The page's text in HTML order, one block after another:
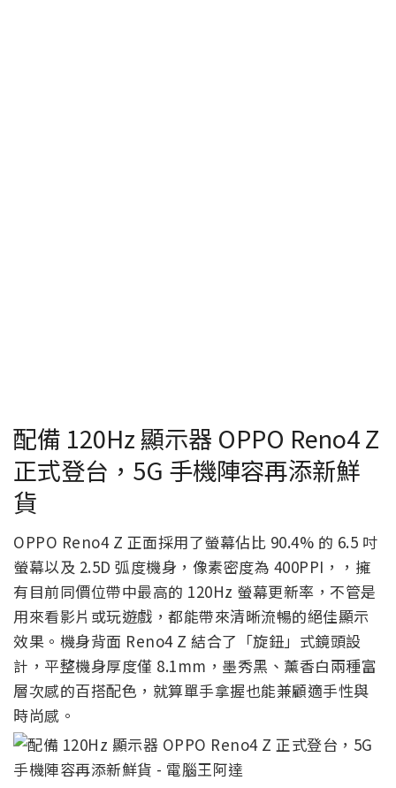
配備 120Hz 顯示器 OPPO Reno4 Z
正式登台，5G 手機陣容再添新鮮
貨
OPPO Reno4 Z 正面採用了螢幕佔比 90.4% 的 6.5 吋
螢幕以及 2.5D 弧度機身，像素密度為 400PPI，，擁
有目前同價位帶中最高的 120Hz 螢幕更新率，不管是
用來看影片或玩遊戲，都能帶來清晰流暢的絕佳顯示
效果。機身背面 Reno4 Z 結合了「旋鈕」式鏡頭設
計，平整機身厚度僅 8.1mm，墨秀黑、薰香白兩種富
層次感的百搭配色，就算單手拿握也能兼顧適手性與
時尚感。